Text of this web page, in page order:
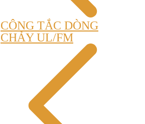
CÔNG TẮC DÒNG
CHẢY UL/FM